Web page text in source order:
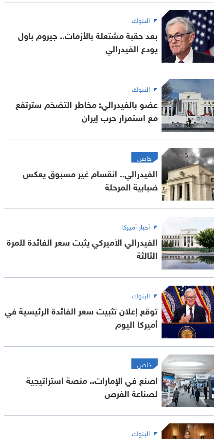
البنوك
بعد حقبة مشتعلة بالأزمات.. جيروم باول
يودع الفيدرالي
البنوك
عضو بالفيدرالي: مخاطر التضخم سترتفع
مع استمرار حرب إيران
خاص
الفيدرالي.. انقسام غير مسبوق يعكس
ضبابية المرحلة
أخبار أميركا
الفيدرالي الأميركي يثبت سعر الفائدة للمرة
الثالثة
البنوك
توقع إعلان تثبيت سعر الفائدة الرئيسية في
أميركا اليوم
خاص
اصنع في الإمارات.. منصة استراتيجية
لصناعة الفرص
البنوك